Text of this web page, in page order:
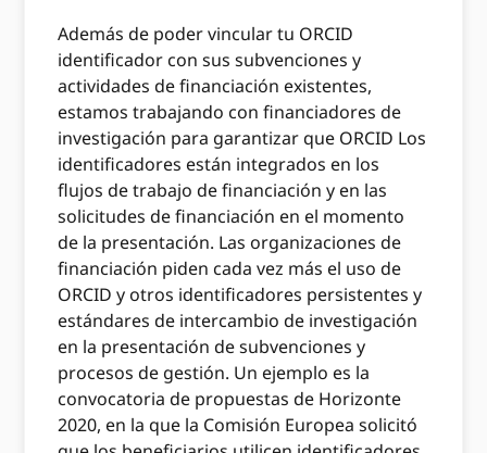
Además de poder vincular tu ORCID
identificador con sus subvenciones y
actividades de financiación existentes,
estamos trabajando con financiadores de
investigación para garantizar que ORCID Los
identificadores están integrados en los
flujos de trabajo de financiación y en las
solicitudes de financiación en el momento
de la presentación. Las organizaciones de
financiación piden cada vez más el uso de
ORCID y otros identificadores persistentes y
estándares de intercambio de investigación
en la presentación de subvenciones y
procesos de gestión. Un ejemplo es la
convocatoria de propuestas de Horizonte
2020, en la que la Comisión Europea solicitó